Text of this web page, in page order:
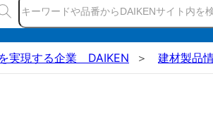
実現する企業 DAIKEN 建材製品